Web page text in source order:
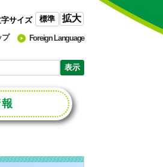
サイズ 標準 拡大
プ
Foreign Language